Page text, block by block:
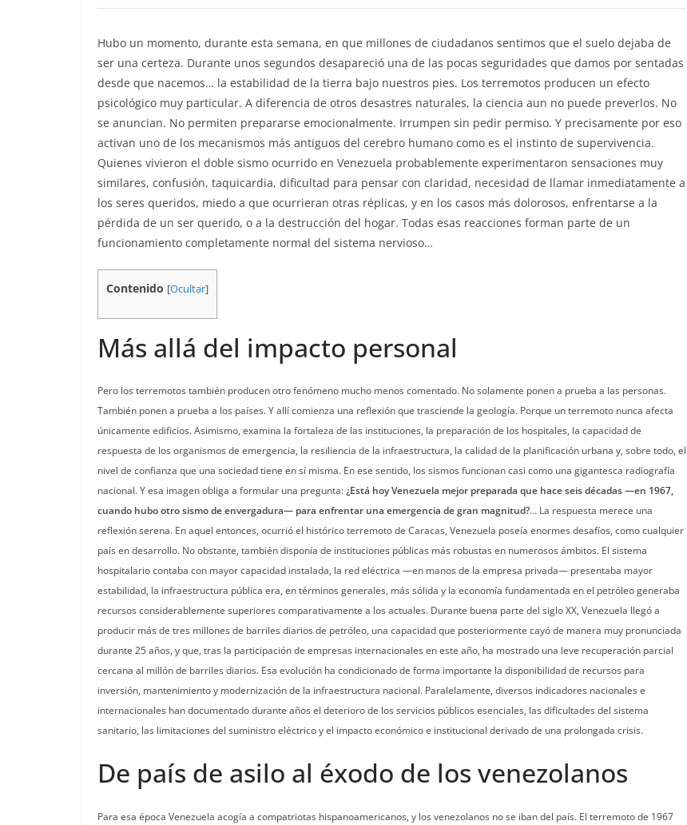
Hubo un momento, durante esta semana, en que millones de ciudadanos sentimos que el suelo dejaba de
ser una certeza. Durante unos segundos desapareció una de las pocas seguridades que damos por sentadas
desde que nacemos… la estabilidad de la tierra bajo nuestros pies. Los terremotos producen un efecto
psicológico muy particular. A diferencia de otros desastres naturales, la ciencia aun no puede preverlos. No
se anuncian. No permiten prepararse emocionalmente. Irrumpen sin pedir permiso. Y precisamente por eso
activan uno de los mecanismos más antiguos del cerebro humano como es el instinto de supervivencia.
Quienes vivieron el doble sismo ocurrido en Venezuela probablemente experimentaron sensaciones muy
similares, confusión, taquicardia, dificultad para pensar con claridad, necesidad de llamar inmediatamente a
los seres queridos, miedo a que ocurrieran otras réplicas, y en los casos más dolorosos, enfrentarse a la
pérdida de un ser querido, o a la destrucción del hogar. Todas esas reacciones forman parte de un
funcionamiento completamente normal del sistema nervioso…
Contenido [Ocultar]
Más allá del impacto personal
Pero los terremotos también producen otro fenómeno mucho menos comentado. No solamente ponen a prueba a las personas.
También ponen a prueba a los países. Y allí comienza una reflexión que trasciende la geología. Porque un terremoto nunca afecta
únicamente edificios. Asimismo, examina la fortaleza de las instituciones, la preparación de los hospitales, la capacidad de
respuesta de los organismos de emergencia, la resiliencia de la infraestructura, la calidad de la planificación urbana y, sobre todo, el
nivel de confianza que una sociedad tiene en sí misma. En ese sentido, los sismos funcionan casi como una gigantesca radiografía
nacional. Y esa imagen obliga a formular una pregunta:¿Está hoy Venezuela mejor preparada que hace seis décadas —en 1967,
cuando hubo otro sismo de envergadura— para enfrentar una emergencia de gran magnitud?… La respuesta merece una
reflexión serena. En aquel entonces, ocurrió el histórico terremoto de Caracas, Venezuela poseía enormes desafíos, como cualquier
país en desarrollo. No obstante, también disponía de instituciones públicas más robustas en numerosos ámbitos. El sistema
hospitalario contaba con mayor capacidad instalada, la red eléctrica —en manos de la empresa privada— presentaba mayor
estabilidad, la infraestructura pública era, en términos generales, más sólida y la economía fundamentada en el petróleo generaba
recursos considerablemente superiores comparativamente a los actuales. Durante buena parte del siglo XX, Venezuela llegó a
producir más de tres millones de barriles diarios de petróleo, una capacidad que posteriormente cayó de manera muy pronunciada
durante 25 años, y que, tras la participación de empresas internacionales en este año, ha mostrado una leve recuperación parcial
cercana al millón de barriles diarios. Esa evolución ha condicionado de forma importante la disponibilidad de recursos para
inversión, mantenimiento y modernización de la infraestructura nacional. Paralelamente, diversos indicadores nacionales e
internacionales han documentado durante años el deterioro de los servicios públicos esenciales, las dificultades del sistema
sanitario, las limitaciones del suministro eléctrico y el impacto económico e institucional derivado de una prolongada crisis.
De país de asilo al éxodo de los venezolanos
Para esa época Venezuela acogía a compatriotas hispanoamericanos, y los venezolanos no se iban del país. El terremoto de 1967